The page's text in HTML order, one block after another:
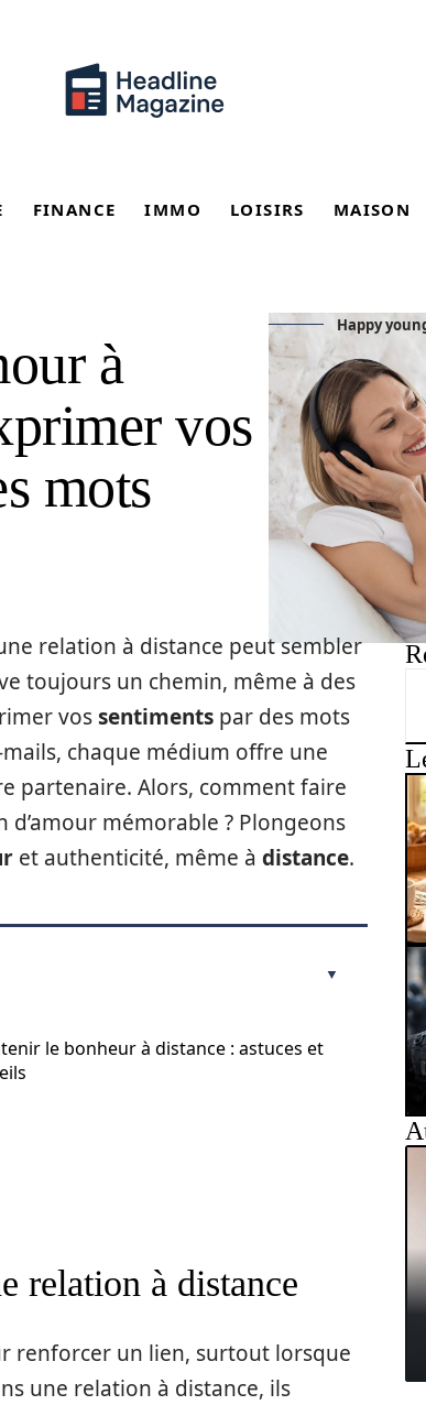
FINANCE IMMO LOISIRS MAISON
à
vos
mots
Happy
relation à distance peut sembler
toujours un chemin, même à des
vossentiments par des mots
mails, chaque médium offre une
partenaire. Alors, comment faire
mémorable ? Plongeons
et authenticité, même à distance.
le bonheur à distance : astuces et
relation à distance
renforcer un lien, surtout lorsque
une relation à distance, ils